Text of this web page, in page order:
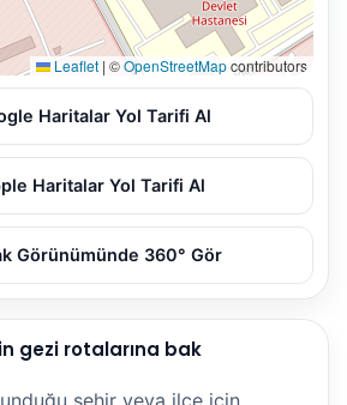
Leaflet | ©OpenStreetMapcontributors
Haritalar Yol Tarifi Al
Haritalar Yol Tarifi Al
Görünümünde 360° Gör
gezi rotalarına bak
şehir veya ilçe için